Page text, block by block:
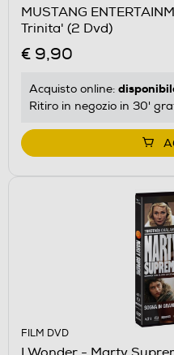
MUSTANG
Trinita' (2 Dvd)
€ 9,90
Acquisto online:
Ritiro in negozio in 30'
FILM DVD